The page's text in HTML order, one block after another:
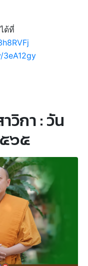
ด้ที่
วิกา : วัน
๖๕